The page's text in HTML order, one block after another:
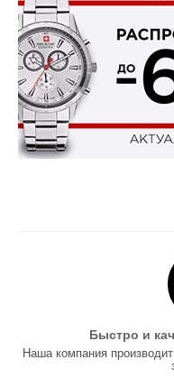
Быстро и
Наша компания